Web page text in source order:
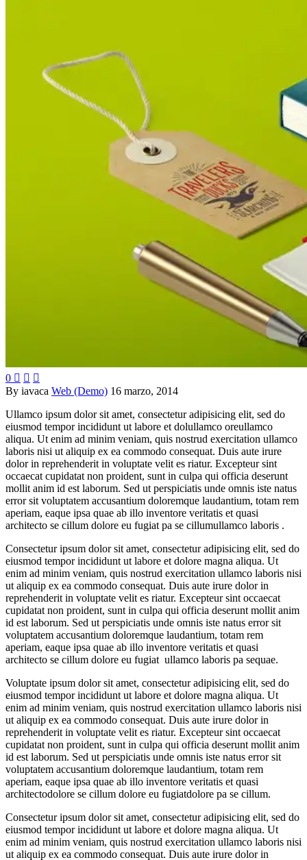
0   
By iavaca Web (Demo) 16 marzo, 2014
Ullamco ipsum dolor sit amet, consectetur adipisicing elit, sed do
eiusmod tempor incididunt ut labore et dolullamco oreullamco
aliqua. Ut enim ad minim veniam, quis nostrud exercitation ullamco
laboris nisi ut aliquip ex ea commodo consequat. Duis aute irure
dolor in reprehenderit in voluptate velit es riatur. Excepteur sint
occaecat cupidatat non proident, sunt in culpa qui officia deserunt
mollit anim id est laborum. Sed ut perspiciatis unde omnis iste natus
error sit voluptatem accusantium doloremque laudantium, totam rem
aperiam, eaque ipsa quae ab illo inventore veritatis et quasi
architecto se cillum dolore eu fugiat pa se cillumullamco laboris .
Consectetur ipsum dolor sit amet, consectetur adipisicing elit, sed do
eiusmod tempor incididunt ut labore et dolore magna aliqua. Ut
enim ad minim veniam, quis nostrud exercitation ullamco laboris nisi
ut aliquip ex ea commodo consequat. Duis aute irure dolor in
reprehenderit in voluptate velit es riatur. Excepteur sint occaecat
cupidatat non proident, sunt in culpa qui officia deserunt mollit anim
id est laborum. Sed ut perspiciatis unde omnis iste natus error sit
voluptatem accusantium doloremque laudantium, totam rem
aperiam, eaque ipsa quae ab illo inventore veritatis et quasi
architecto se cillum dolore eu fugiat ullamco laboris pa sequae.
Voluptate ipsum dolor sit amet, consectetur adipisicing elit, sed do
eiusmod tempor incididunt ut labore et dolore magna aliqua. Ut
enim ad minim veniam, quis nostrud exercitation ullamco laboris nisi
ut aliquip ex ea commodo consequat. Duis aute irure dolor in
reprehenderit in voluptate velit es riatur. Excepteur sint occaecat
cupidatat non proident, sunt in culpa qui officia deserunt mollit anim
id est laborum. Sed ut perspiciatis unde omnis iste natus error sit
voluptatem accusantium doloremque laudantium, totam rem
aperiam, eaque ipsa quae ab illo inventore veritatis et quasi
architectodolore se cillum dolore eu fugiatdolore pa se cillum.
Consectetur ipsum dolor sit amet, consectetur adipisicing elit, sed do
eiusmod tempor incididunt ut labore et dolore magna aliqua. Ut
enim ad minim veniam, quis nostrud exercitation ullamco laboris nisi
ut aliquip ex ea commodo consequat. Duis aute irure dolor in